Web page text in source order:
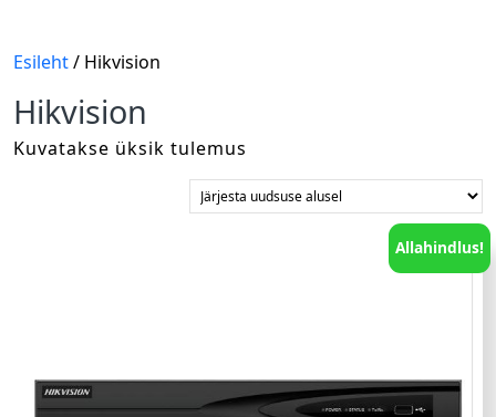
Esileht/ Hikvision
Hikvision
Kuvatakse üksik tulemus
Allahindlus!